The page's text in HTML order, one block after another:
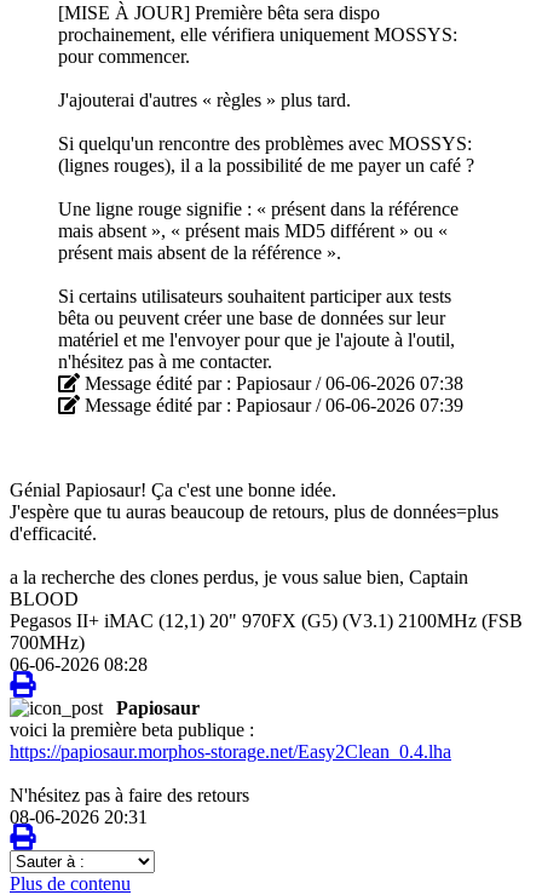
[MISE À JOUR] Première bêta sera dispo
prochainement, elle vérifiera uniquement MOSSYS:
pour commencer.
J'ajouterai d'autres « règles » plus tard.
Si quelqu'un rencontre des problèmes avec MOSSYS:
(lignes rouges), il a la possibilité de me payer un café ?
Une ligne rouge signifie : « présent dans la référence
mais absent », « présent mais MD5 différent » ou «
présent mais absent de la référence ».
Si certains utilisateurs souhaitent participer aux tests
bêta ou peuvent créer une base de données sur leur
matériel et me l'envoyer pour que je l'ajoute à l'outil,
n'hésitez pas à me contacter.
Message édité par : Papiosaur / 06-06-2026 07:38
Message édité par : Papiosaur / 06-06-2026 07:39
Génial Papiosaur! Ça c'est une bonne idée.
J'espère que tu auras beaucoup de retours, plus de données=plus
d'efficacité.
a la recherche des clones perdus, je vous salue bien, Captain
BLOOD
Pegasos II+ iMAC (12,1) 20" 970FX (G5) (V3.1) 2100MHz (FSB
700MHz)
06-06-2026 08:28
Papiosaur
voici la première beta publique :
https://papiosaur.morphos-storage.net/Easy2Clean_0.4.lha
N'hésitez pas à faire des retours
08-06-2026 20:31
Sauter
à
Plus de contenu